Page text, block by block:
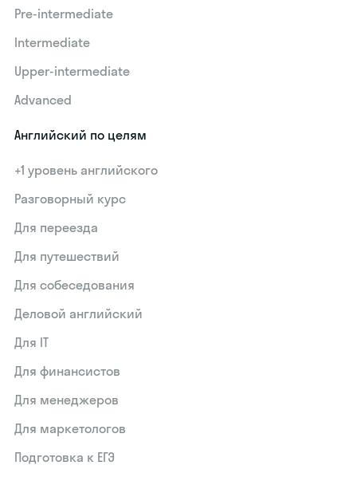
Pre-intermediate
Intermediate
Upper-intermediate
Advanced
Английский по целям
+1 уровень английского
Разговорный курс
Для переезда
Для путешествий
Для собеседования
Деловой английский
Для IT
Для финансистов
Для менеджеров
Для маркетологов
Подготовка к ЕГЭ